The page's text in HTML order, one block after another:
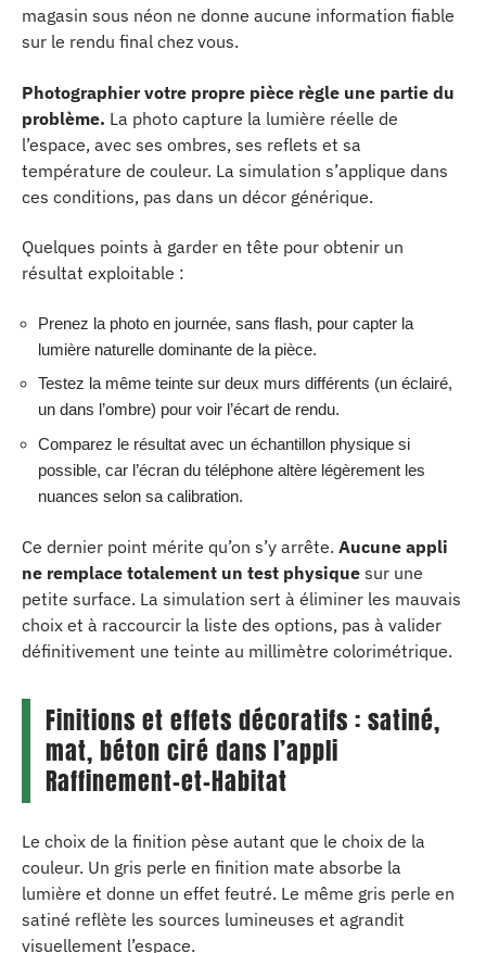
magasin sous néon ne donne aucune information fiable
sur le rendu final chez vous.
Photographier votre propre pièce règle une partie du
problème. La photo capture la lumière réelle de
l’espace, avec ses ombres, ses reflets et sa
température de couleur. La simulation s’applique dans
ces conditions, pas dans un décor générique.
Quelques points à garder en tête pour obtenir un
résultat exploitable :
Prenez la photo en journée, sans flash, pour capter la
lumière naturelle dominante de la pièce.
Testez la même teinte sur deux murs différents (un éclairé,
un dans l’ombre) pour voir l’écart de rendu.
Comparez le résultat avec un échantillon physique si
possible, car l’écran du téléphone altère légèrement les
nuances selon sa calibration.
Ce dernier point mérite qu’on s’y arrête. Aucune appli
ne remplace totalement un test physique sur une
petite surface. La simulation sert à éliminer les mauvais
choix et à raccourcir la liste des options, pas à valider
définitivement une teinte au millimètre colorimétrique.
Finitions et effets décoratifs : satiné,
mat, béton ciré dans l’appli
Raffinement-et-Habitat
Le choix de la finition pèse autant que le choix de la
couleur. Un gris perle en finition mate absorbe la
lumière et donne un effet feutré. Le même gris perle en
satiné reflète les sources lumineuses et agrandit
visuellement l’espace.